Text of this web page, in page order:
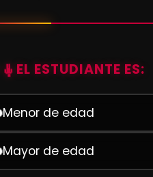
EL ESTUDIANTE ES:
Menor de edad
Mayor de edad